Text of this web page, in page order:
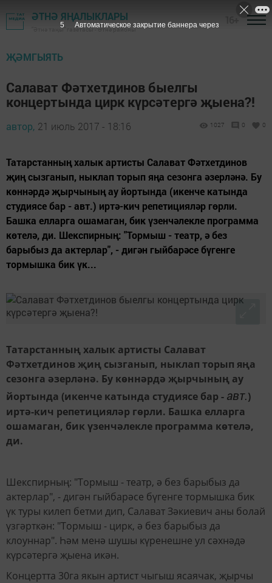
ӘТНӘ ЯҢАЛЫКЛАРЫ
"Әтнә таңы" газетасы - Әтнә районы
ҖӘМГЫЯТЬ
Салават Фәтхетдинов быелгы
концертында цирк күрсәтергә җыена?!
автор, 21 июль 2017 - 18:16 1027 0 0
Татарстанның халык артисты Салават Фәтхетдинов
җиң сызганып, ныклап торып яңа сезонга әзерләнә. Бу
көннәрдә җырчының ау йортында (икенче катында
студиясе бар - авт.) иртә-кич репетицияләр гөрли.
Башка елларга ошамаган, бик үзенчәлекле программа
көтелә, ди. Шекспирның: "Тормыш - театр, ә без
барыбыз да актерлар", - дигән гыйбарәсе бүгенге
тормышка бик үк...
Татарстанның халык артисты Салават
Фәтхетдинов җиң сызганып, ныклап торып яңа
сезонга әзерләнә. Бу көннәрдә җырчының ау
йортында (икенче катында студиясе бар - авт.)
иртә-кич репетицияләр гөрли. Башка елларга
ошамаган, бик үзенчәлекле программа көтелә,
ди.
Шекспирның: "Тормыш - театр, ә без барыбыз да
актерлар", - дигән гыйбарәсе бүгенге тормышка бик
үк туры килеп бетми дип, Салават Зәкиевич аны болай
үзгәрткән: "Тормыш - цирк, ә без барыбыз да
клоуннар". Һәм менә шушы күренешне ул сәхнәдә
күрсәтергә җыена икән.
Концертта 30га якын артист чыгыш ясаячак, җырчы
4 Автоматическое закрытие баннера через